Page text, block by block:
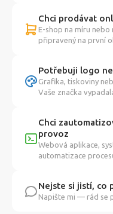
Chci prodávat
E-shop na míru
připravený na první
Potřebuji logo
Grafika, tiskoviny
Vaše značka
Chci
provoz
Webová aplikace,
automatizace
Nejste si jistí, co
Napište mi — rád se